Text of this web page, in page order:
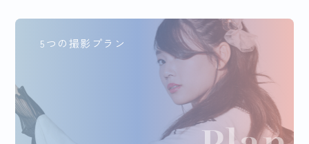
5つの撮影プラン